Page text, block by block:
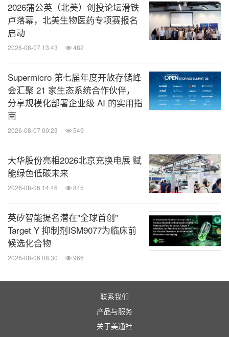
和包装行业以及快速发展的医疗技术和实验室自动化
等领域。同时，费斯托教学与培训部为大中华地区企
事业单位、高校、职业院校与实训基地提供工业培训
目前公司在大中华区有2,300余名员工。
更多信息:
Festo中文官方网站：
联系方式：
gcn.communication@festo.com
Facebook:www.festo.com/facebook
LinkedIn:
Xing:www.festo.com/xing
Bilibili官方账号： 费斯托中国
Line: @festotaiwan
2026蒲公英（北美）创投论坛滑铁
卢落幕，北美生物医药专项赛报名
启动
2026-08-07 13:43 482
Supermicro 第七届年度开放存储峰
会汇聚 21 家生态系统合作伙伴，
分享规模化部署企业级 AI 的实用指
南
2026-08-07 00:23 549
大华股份亮相2026北京充换电展 赋
能绿色低碳未来
2026-08-06 14:46 845
英矽智能提名潜在"全球首创"
Target Y 抑制剂ISM9077为临床前
候选化合物
2026-08-06 08:30 966
联系我们
产品与服务
关于美通社